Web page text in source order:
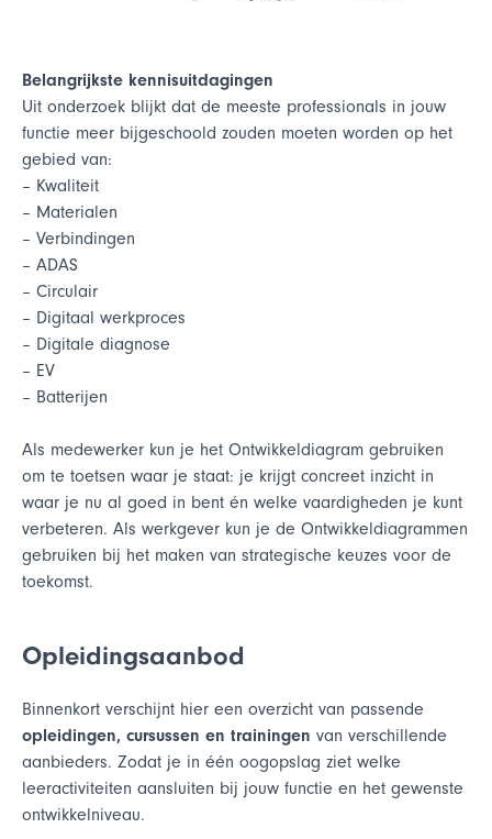
Belangrijkste kennisuitdagingen
Uit onderzoek blijkt dat de meeste professionals in jouw
functie meer bijgeschoold zouden moeten worden op het
gebied van:
– Kwaliteit
– Materialen
– Verbindingen
– ADAS
– Circulair
– Digitaal werkproces
– Digitale diagnose
– EV
– Batterijen
Als medewerker kun je het Ontwikkeldiagram gebruiken
om te toetsen waar je staat: je krijgt concreet inzicht in
waar je nu al goed in bent én welke vaardigheden je kunt
verbeteren. Als werkgever kun je de Ontwikkeldiagrammen
gebruiken bij het maken van strategische keuzes voor de
toekomst.
Opleidingsaanbod
Binnenkort verschijnt hier een overzicht van passende
opleidingen, cursussen en trainingen van verschillende
aanbieders. Zodat je in één oogopslag ziet welke
leeractiviteiten aansluiten bij jouw functie en het gewenste
ontwikkelniveau.